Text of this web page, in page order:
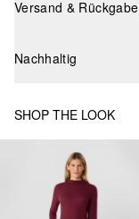
Versand & Rückgabe
Nachhaltig
SHOP THE LOOK